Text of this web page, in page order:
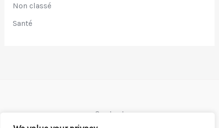
Non classé
Santé
Contact